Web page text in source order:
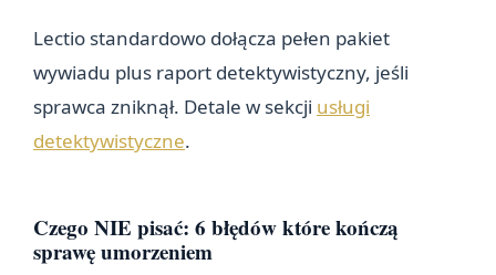
Lectio standardowo dołącza pełen pakiet
wywiadu plus raport detektywistyczny, jeśli
sprawca zniknął. Detale w sekcji usługi
detektywistyczne.
Czego NIE pisać: 6 błędów które kończą
sprawę umorzeniem